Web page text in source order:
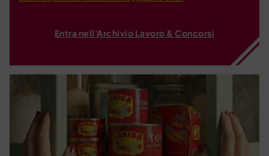
Entra nell'Archivio Lavoro & Concorsi